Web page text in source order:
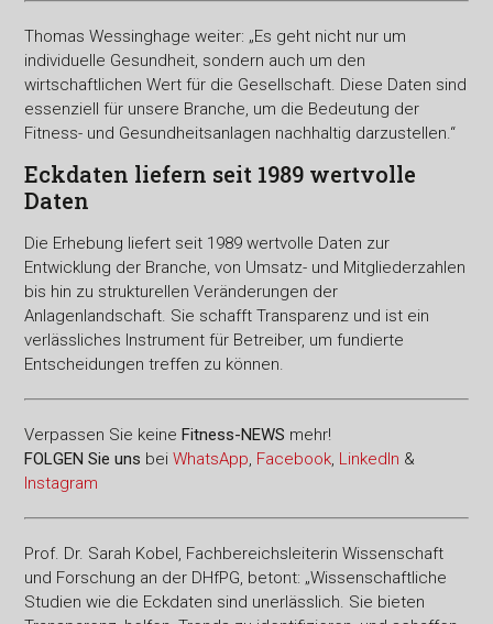
Thomas Wessinghage weiter: „Es geht nicht nur um
individuelle Gesundheit, sondern auch um den
wirtschaftlichen Wert für die Gesellschaft. Diese Daten sind
essenziell für unsere Branche, um die Bedeutung der
Fitness- und Gesundheitsanlagen nachhaltig darzustellen.“
Eckdaten liefern seit 1989 wertvolle
Daten
Die Erhebung liefert seit 1989 wertvolle Daten zur
Entwicklung der Branche, von Umsatz- und Mitgliederzahlen
bis hin zu strukturellen Veränderungen der
Anlagenlandschaft. Sie schafft Transparenz und ist ein
verlässliches Instrument für Betreiber, um fundierte
Entscheidungen treffen zu können.
Verpassen Sie keineFitness-NEWS mehr!
FOLGEN Sie uns beiWhatsApp, Facebook, LinkedIn &
Instagram
Prof. Dr. Sarah Kobel, Fachbereichsleiterin Wissenschaft
und Forschung an der DHfPG, betont: „Wissenschaftliche
Studien wie die Eckdaten sind unerlässlich. Sie bieten